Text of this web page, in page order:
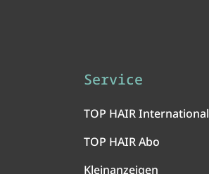
Service
TOP HAIR International
TOP HAIR Abo
Kleinanzeigen